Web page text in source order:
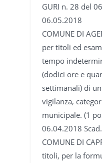
GURI n. 28 del
06.05.2018
COMUNE DI
per titoli ed
tempo
(dodici ore e
settimanali) di
vigilanza,
municipale. (1
06.04.2018
COMUNE DI
titoli, per la